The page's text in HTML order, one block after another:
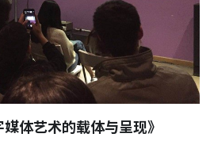
体艺术的载体与呈现》